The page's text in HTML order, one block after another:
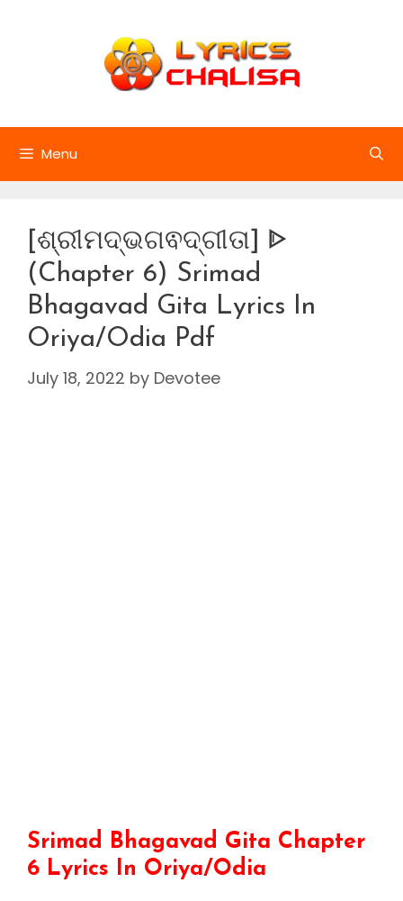
Menu
[ଶ୍ରୀମଦ୍ଭଗଵଦ୍ଗୀତା] ᐈ
(Chapter 6) Srimad
Bhagavad Gita Lyrics In
Oriya/Odia Pdf
July 18, 2022 by Devotee
Srimad Bhagavad Gita Chapter
6 Lyrics In Oriya/Odia